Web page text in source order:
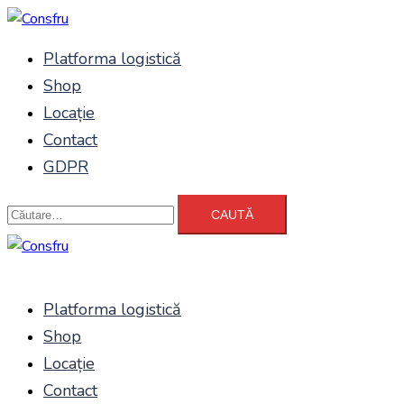
Sari
conținutPlatforma logistică
Shop
Locație
Contact
GDPR
Caută
după:
Platforma logistică
Shop
Locație
Contact